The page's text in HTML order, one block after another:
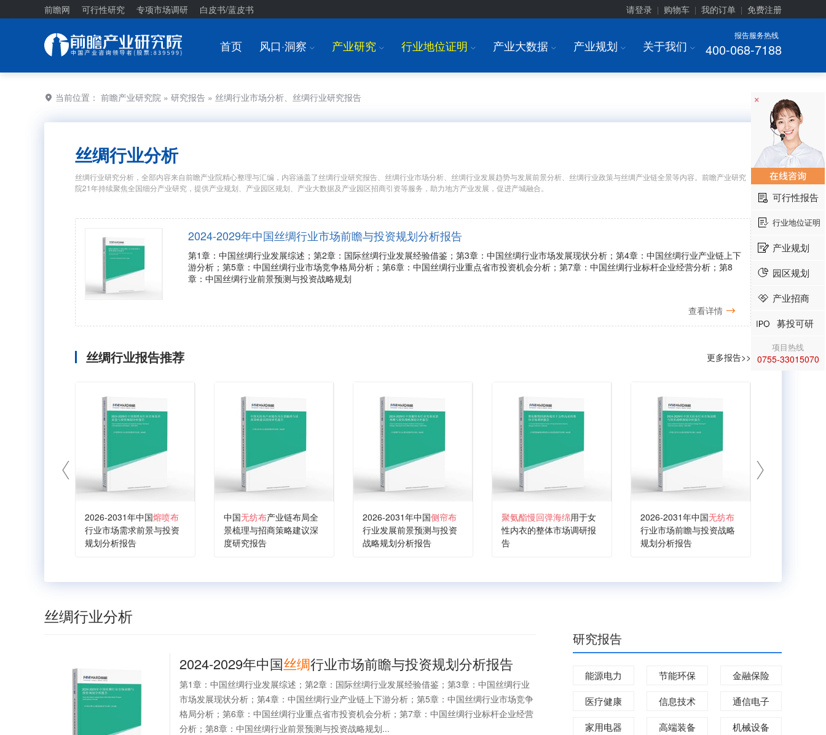
前瞻网 可行性研究 专项市场调研 白皮书/蓝皮书 请登录 购物车 我的订单 免费注册
报告服务热线
400-068-7188
首页 风口·洞察 I 产业研究 I 行业地位证明 I 产业大数据 I 产业规划 I 关于我们 I
当前位置： 前瞻产业研究院 » 研究报告 » 丝绸行业市场分析、丝绸行业研究报告
丝绸行业分析
丝绸行业研究分析，全部内容来自前瞻产业院精心整理与汇编，内容涵盖了丝绸行业研究报告、丝绸行业市场分析、丝绸行业发展趋势与发展前景分析、丝绸行业政策与丝绸产业链全景等内容。前瞻产业研究
院21年持续聚焦全国细分产业研究，提供产业规划、产业园区规划、产业大数据及产业园区招商引资等服务，助力地方产业发展，促进产城融合。
2024-2029年中国丝绸行业市场前瞻与投资规划分析报告
第1章：中国丝绸行业发展综述；第2章：国际丝绸行业发展经验借鉴；第3章：中国丝绸行业市场发展现状分析；第4章：中国丝绸行业产业链上下
游分析；第5章：中国丝绸行业市场竞争格局分析；第6章：中国丝绸行业重点省市投资机会分析；第7章：中国丝绸行业标杆企业经营分析；第8
章：中国丝绸行业前景预测与投资战略规划
查看详情
丝绸行业报告推荐 更多报告>>
2026-2031年中国熔喷布
行业市场需求前景与投资
规划分析报告
中国无纺布产业链布局全
景梳理与招商策略建议深
度研究报告
2026-2031年中国侧帘布
行业发展前景预测与投资
战略规划分析报告
聚氨酯慢回弹海绵用于女
性内衣的整体市场调研报
告
2026-2031年中国无纺布
行业市场前瞻与投资战略
规划分析报告
丝绸行业分析
2024-2029年中国丝绸行业市场前瞻与投资规划分析报告
第1章：中国丝绸行业发展综述；第2章：国际丝绸行业发展经验借鉴；第3章：中国丝绸行业
市场发展现状分析；第4章：中国丝绸行业产业链上下游分析；第5章：中国丝绸行业市场竞争
格局分析；第6章：中国丝绸行业重点省市投资机会分析；第7章：中国丝绸行业标杆企业经营
分析；第8章：中国丝绸行业前景预测与投资战略规划...
研究报告
能源电力 节能环保
金融保险
医疗健康
信息技术
通信电子
家用电器
高端装备
机械设备
×
可行性报告
行业地位证明
产业规划
园区规划
产业招商
募投可研
项目热线
0755-33015070